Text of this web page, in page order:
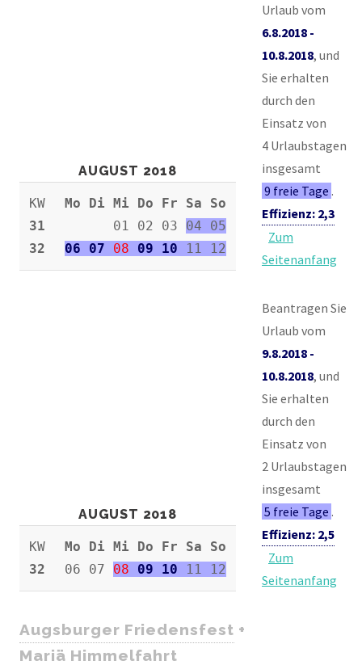
AUGUST 2018
KW
31
32
Mo Di Mi Do Fr Sa So
01 02 03 04 05
06 07
08 09 10 11 12
Urlaub vom
6.8.2018 -
10.8.2018, und
Sie erhalten
durch den
Einsatz von
4 Urlaubstagen
insgesamt
9 freie Tage .
Effizienz: 2,3
Zum
Seitenanfang
AUGUST 2018
KW
32
Mo Di Mi Do Fr Sa So
06 07 08 09 10 11 12
Beantragen Sie
Urlaub vom
9.8.2018 -
10.8.2018, und
Sie erhalten
durch den
Einsatz von
2 Urlaubstagen
insgesamt
5 freie Tage .
Effizienz: 2,5
Zum
Seitenanfang
Augsburger Friedensfest +
Mariä Himmelfahrt